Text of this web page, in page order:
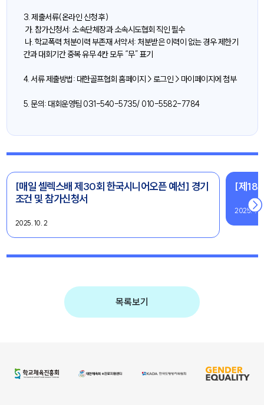
3. 제출서류(온라인 신청 후)
가. 참가신청서: 소속단체장과 소속시도협회 직인 필수
나. 학교폭력 처분이력 부존재 서약서: 처분받은 이력이 없는 경우 제한기
간과 대회기간 중복 유무 4칸 모두 “무” 표기
4. 서류 제출방법: 대한골프협회 홈페이지 > 로그인 > 마이페이지에 첨부
5. 문의: 대회운영팀 031-540-5735/ 010-5582-7784
[매일 셀렉스배 제30회 한국시니어오픈 예선] 경기
조건 및 참가신청서
2025. 10. 2
[제18
2025. 9.
목록보기